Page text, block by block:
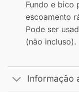
Fundo e bico
escoamento
Pode ser
(não incluso).
Informação